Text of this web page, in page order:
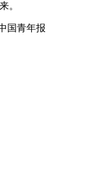
。
国青年报